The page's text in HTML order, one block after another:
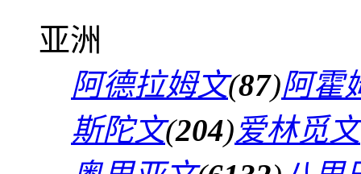
亚洲
阿德拉姆文(87)阿霍
斯陀文(204)爱林觅文